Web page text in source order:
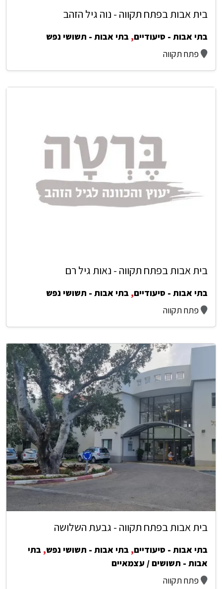
בית אבות בפתח תקווה - נוה גיל הזהב
בתי אבות - סיעודיים, בתי אבות - תשושי נפש
פתח תקווה
בית אבות בפתח תקווה - נאות גיל רם
בתי אבות - סיעודיים, בתי אבות - תשושי נפש
פתח תקווה
בית אבות בפתח תקווה - גבעת השלושה
בתי אבות - סיעודיים, בתי אבות - תשושי נפש, בתי
אבות - תשושים / עצמאיים
פתח תקווה